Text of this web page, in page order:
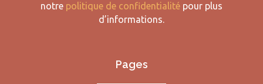
notre politique de confidentialité pour plus
d’informations.
Pages